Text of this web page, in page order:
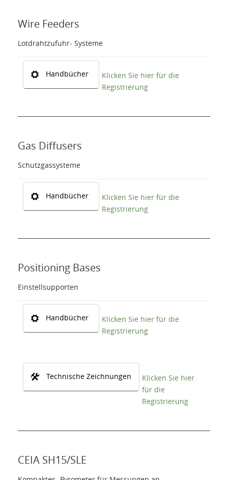
Wire Feeders
Lotdrahtzufuhr- Systeme
Handbücher
Klicken Sie hier für die
Registrierung
Gas Diffusers
Schutzgassysteme
Handbücher
Klicken Sie hier für die
Registrierung
Positioning Bases
Einstellsupporten
Handbücher
Klicken Sie hier für die
Registrierung
Technische Zeichnungen
Klicken Sie hier
für die
Registrierung
CEIA SH15/SLE